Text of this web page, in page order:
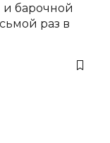
барочной
раз в